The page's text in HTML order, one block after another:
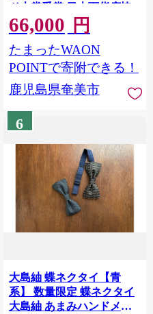
ド大賞受賞 日本百貨店協
会会長賞受賞 蝶 ネクタイ
絹 シルク 金具 真鍮 メンズ
ファッション おしゃれ 手
作り 小物 結婚式 新郎 演奏
ト 贈答 ギフト 伝統工芸品
66,000 円
たまったWAON
POINTで寄附できる！
鹿児島県奄美市
6
大島紬 蝶ネクタイ【青
系】 数量限定 蝶ネクタイ
大島紬 あまみハンドメイ